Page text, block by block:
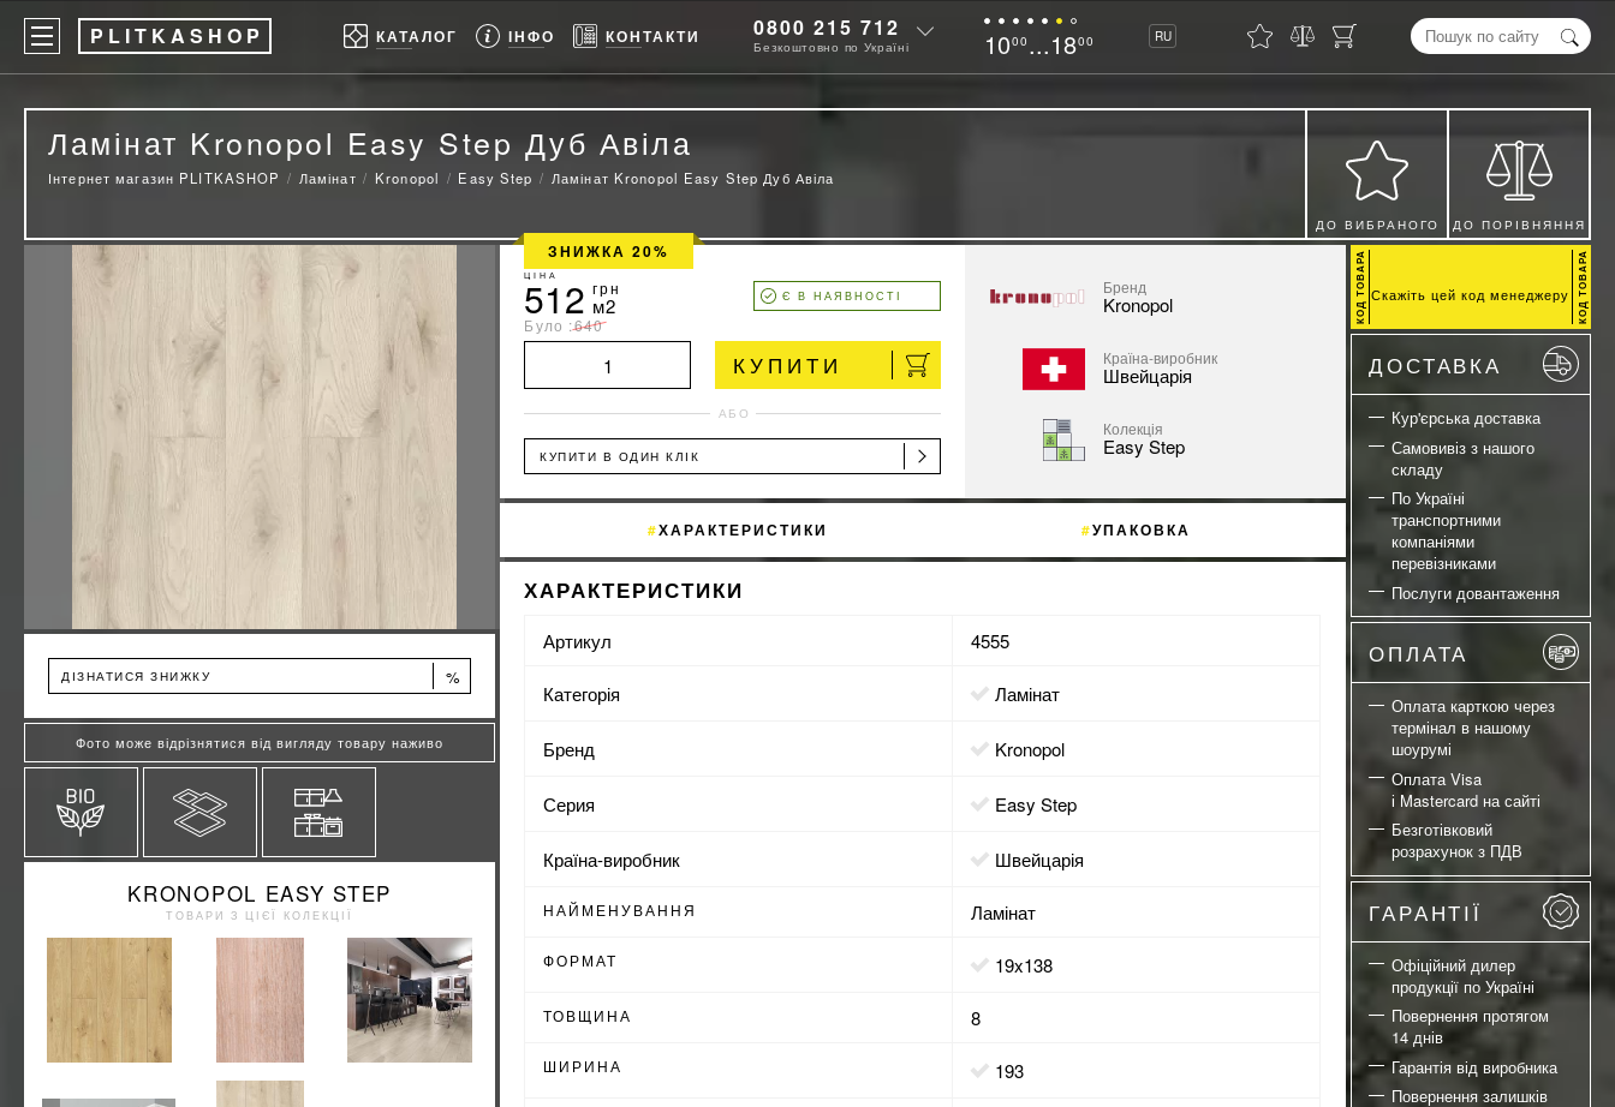
P LITKASHOP КАТАЛОГ ІНФО КОНТАКТИ 0800 215 712
Безкоштовно по Україні 1000 ...1800 RU
Ламінат Kronopol Easy Step Дуб Авіла
Інтернет магазин PLITKASHOP Ламінат Kronopol Easy Step Ламінат Kronopol Easy Step Дуб Авіла
ДО ВИБРАНОГО ДО ПОРІВНЯННЯ
ДІЗНАТИСЯ ЗНИЖКУ %
Фото може відрізнятися від вигляду товару наживо
KRONOPOL EASY STEP
ТОВАРИ З ЦІЄЇ КОЛЕКЦІЇ
ЗНИЖКА 20%
ЦІНА
512 грн
м2
Було :640
Є В НАЯВНОСТІ
КУПИТИ
АБО
КУПИТИ В ОДИН КЛІК
Бренд
Kronopol
Країна-виробник
Швейцарія
Колекція
Easy Step
ХАРАКТЕРИСТИКИ УПАКОВКА
ХАРАКТЕРИСТИКИ
Артикул 4555
Категорія Ламінат
Бренд Kronopol
Серия Easy Step
Країна-виробник Швейцарія
НАЙМЕНУВАННЯ Ламінат
ФОРМАТ 19x138
ТОВЩИНА 8
ШИРИНА 193
Скажіть цей код менеджеру
ДОСТАВКА
Кур'єрська доставка
Самовивіз з нашого
складу
По Україні
транспортними
компаніями
перевізниками
Послуги довантаження
ОПЛАТА
Оплата карткою через
термінал в нашому
шоурумі
Оплата Visa
і Mastercard на сайті
Безготівковий
розрахунок з ПДВ
ГАРАНТІЇ
Офіційний дилер
продукції по Україні
Повернення протягом
14 днів
Гарантія від виробника
Повернення залишків